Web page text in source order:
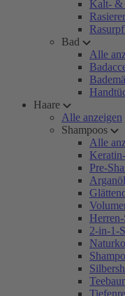
Kalt- &
Rasierer
Bad
Alle
Haare
Alle anzeigen
Shampoos
Alle
Pre-
2-in-1-